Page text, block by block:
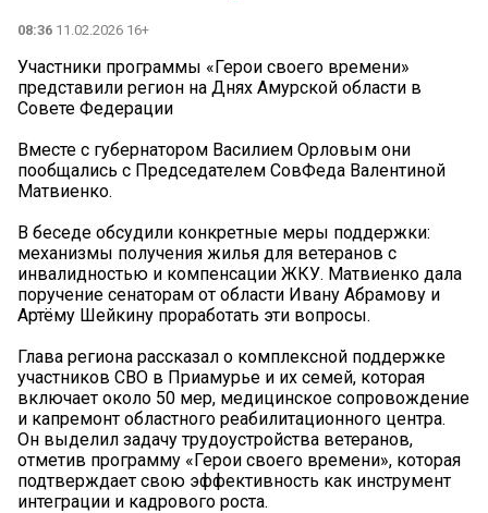
08:36 11.02.2026 16+
️Участники программы «Герои своего времени»
представили регион на Днях Амурской области в
Совете Федерации
Вместе с губернатором Василием Орловым они
пообщались с Председателем СовФеда Валентиной
Матвиенко.
В беседе обсудили конкретные меры поддержки:
механизмы получения жилья для ветеранов с
инвалидностью и компенсации ЖКУ. Матвиенко дала
поручение сенаторам от области Ивану Абрамову и
Артёму Шейкину проработать эти вопросы.
Глава региона рассказал о комплексной поддержке
участников СВО в Приамурье и их семей, которая
включает около 50 мер, медицинское сопровождение
и капремонт областного реабилитационного центра.
Он выделил задачу трудоустройства ветеранов,
отметив программу «Герои своего времени», которая
подтверждает свою эффективность как инструмент
интеграции и кадрового роста.